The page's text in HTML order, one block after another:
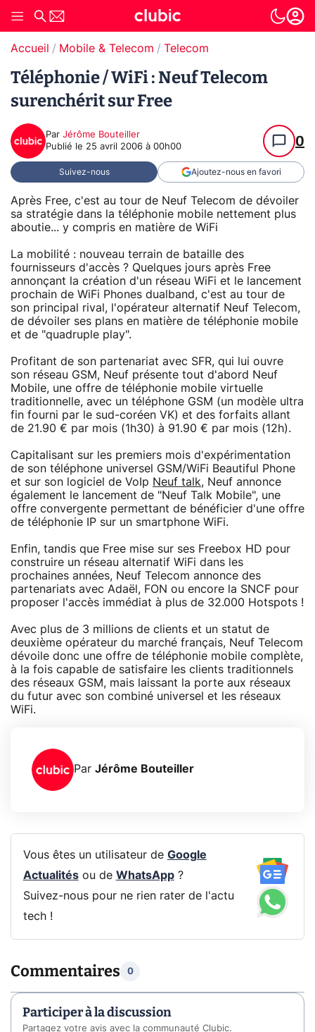
Accueil Mobile & Telecom Telecom
Téléphonie / WiFi : Neuf Telecom
surenchérit sur Free
Par Jérôme Bouteiller
Publié le 25 avril 2006 à 00h00 0
Suivez-nous Ajoutez-nous en favori
Après Free, c'est au tour de Neuf Telecom de dévoiler
sa stratégie dans la téléphonie mobile nettement plus
aboutie... y compris en matière de WiFi
La mobilité : nouveau terrain de bataille des
fournisseurs d'accès ? Quelques jours après Free
annonçant la création d'un réseau WiFi et le lancement
prochain de WiFi Phones dualband, c'est au tour de
son principal rival, l'opérateur alternatif Neuf Telecom,
de dévoiler ses plans en matière de téléphonie mobile
et de "quadruple play".
Profitant de son partenariat avec SFR, qui lui ouvre
son réseau GSM, Neuf présente tout d'abord Neuf
Mobile, une offre de téléphonie mobile virtuelle
traditionnelle, avec un téléphone GSM (un modèle ultra
fin fourni par le sud-coréen VK) et des forfaits allant
de 21.90 € par mois (1h30) à 91.90 € par mois (12h).
Capitalisant sur les premiers mois d'expérimentation
de son téléphone universel GSM/WiFi Beautiful Phone
et sur son logiciel de VoIp Neuf talk, Neuf annonce
également le lancement de "Neuf Talk Mobile", une
offre convergente permettant de bénéficier d'une offre
de téléphonie IP sur un smartphone WiFi.
Enfin, tandis que Free mise sur ses Freebox HD pour
construire un réseau alternatif WiFi dans les
prochaines années, Neuf Telecom annonce des
partenariats avec Adaël, FON ou encore la SNCF pour
proposer l'accès immédiat à plus de 32.000 Hotspots !
Avec plus de 3 millions de clients et un statut de
deuxième opérateur du marché français, Neuf Telecom
dévoile donc une offre de téléphonie mobile complète,
à la fois capable de satisfaire les clients traditionnels
des réseaux GSM, mais laissant la porte aux réseaux
du futur avec son combiné universel et les réseaux
WiFi.
Par Jérôme Bouteiller
Vous êtes un utilisateur de Google
Actualitésou de WhatsApp?
Suivez-nous pour ne rien rater de l'actu
tech !
Commentaires 0
Participer à la discussion
Partagez votre avis avec la communauté Clubic.